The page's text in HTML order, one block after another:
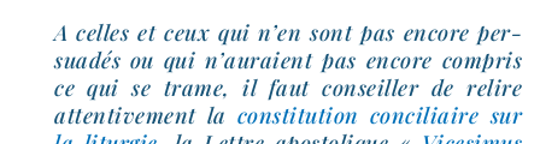
A celles et ceux qui n’en sont pas encore per­
sua­dés ou qui n’auraient pas encore com­pris
ce qui se trame, il faut conseiller de relire
atten­ti­ve­ment la consti­tu­tion conci­liaire sur